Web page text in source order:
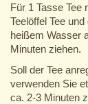
Für 1 Tasse Tee
Teelöffel Tee
heißem Wasser
Minuten ziehen.
Soll der Tee
verwenden Sie
ca. 2-3 Minuten